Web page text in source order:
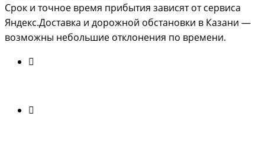
Срок и точное время прибытия зависят от сервиса
Яндекс.Доставка и дорожной обстановки в Казани —
возможны небольшие отклонения по времени.